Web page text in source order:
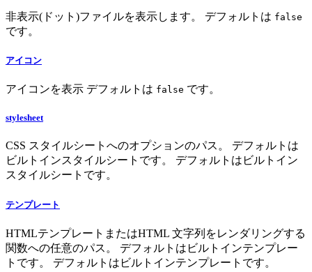
非表示(ドット)ファイルを表示します。 デフォルトは false
です。
アイコン
アイコンを表示 デフォルトは false です。
stylesheet
CSS スタイルシートへのオプションのパス。 デフォルトは
ビルトインスタイルシートです。 デフォルトはビルトイン
スタイルシートです。
テンプレート
HTMLテンプレートまたはHTML 文字列をレンダリングする
関数への任意のパス。 デフォルトはビルトインテンプレー
トです。 デフォルトはビルトインテンプレートです。